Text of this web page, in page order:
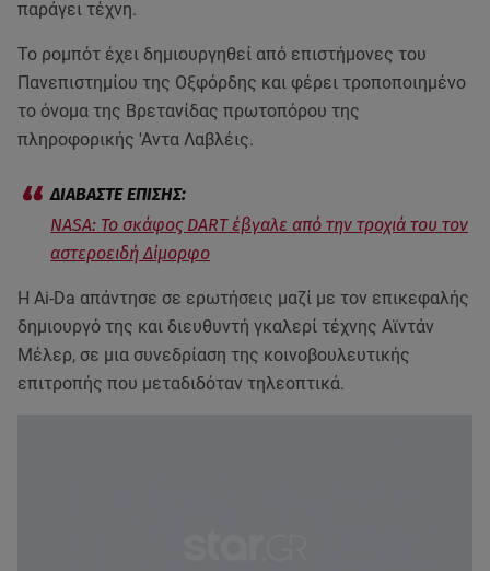
παράγει τέχνη.
Το ρομπότ έχει δημιουργηθεί από επιστήμονες του
Πανεπιστημίου της Οξφόρδης και φέρει τροποποιημένο
το όνομα της Βρετανίδας πρωτοπόρου της
πληροφορικής 'Αντα Λαβλέις.
NASA: To σκάφος DART έβγαλε από την τροχιά του τον
αστεροειδή Δίμορφο
Η Ai-Da απάντησε σε ερωτήσεις μαζί με τον επικεφαλής
δημιουργό της και διευθυντή γκαλερί τέχνης Αϊντάν
Μέλερ, σε μια συνεδρίαση της κοινοβουλευτικής
επιτροπής που μεταδιδόταν τηλεοπτικά.